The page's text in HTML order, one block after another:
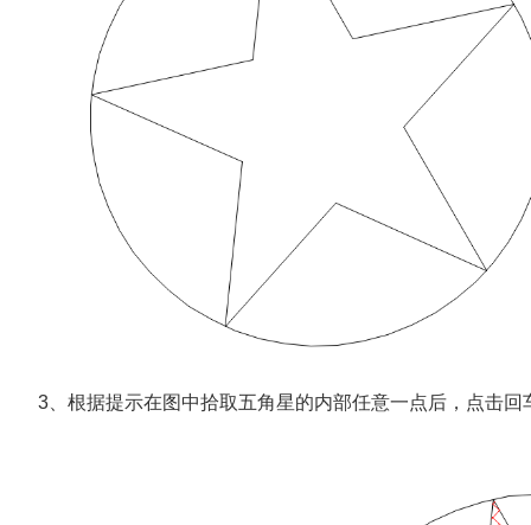
3、根据提示在图中拾取五角星的内部任意一点后，点击回